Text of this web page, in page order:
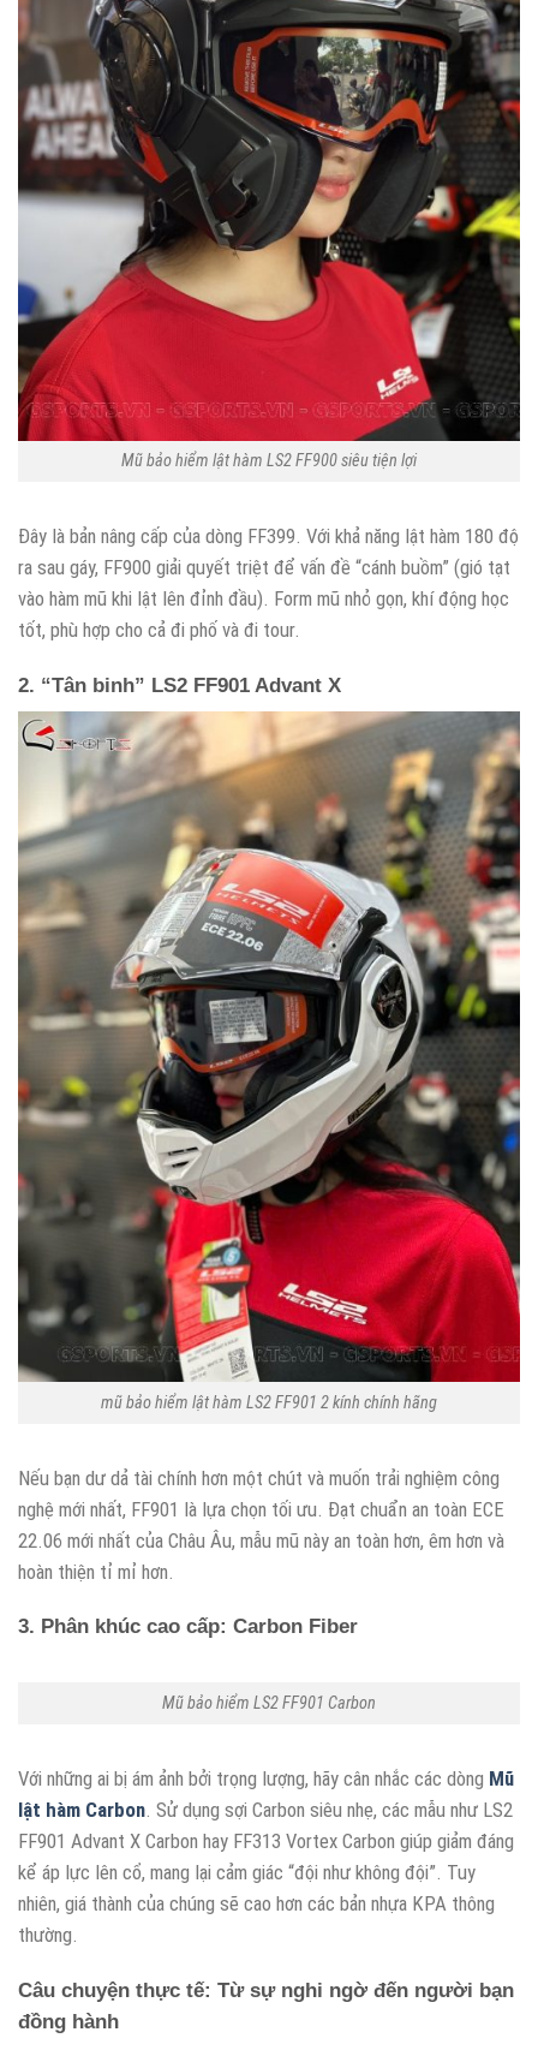
Mũ bảo hiểm lật hàm LS2 FF900 siêu tiện lợi
Đây là bản nâng cấp của dòng FF399. Với khả năng lật hàm 180 độ
ra sau gáy, FF900 giải quyết triệt để vấn đề “cánh buồm” (gió tạt
vào hàm mũ khi lật lên đỉnh đầu). Form mũ nhỏ gọn, khí động học
tốt, phù hợp cho cả đi phố và đi tour.
2. “Tân binh” LS2 FF901 Advant X
mũ bảo hiểm lật hàm LS2 FF901 2 kính chính hãng
Nếu bạn dư dả tài chính hơn một chút và muốn trải nghiệm công
nghệ mới nhất, FF901 là lựa chọn tối ưu. Đạt chuẩn an toàn ECE
22.06 mới nhất của Châu Âu, mẫu mũ này an toàn hơn, êm hơn và
hoàn thiện tỉ mỉ hơn.
3. Phân khúc cao cấp: Carbon Fiber
Mũ bảo hiểm LS2 FF901 Carbon
Với những ai bị ám ảnh bởi trọng lượng, hãy cân nhắc các dòng Mũ
lật hàm Carbon . Sử dụng sợi Carbon siêu nhẹ, các mẫu như LS2
FF901 Advant X Carbon hay FF313 Vortex Carbon giúp giảm đáng
kể áp lực lên cổ, mang lại cảm giác “đội như không đội”. Tuy
nhiên, giá thành của chúng sẽ cao hơn các bản nhựa KPA thông
thường.
Câu chuyện thực tế: Từ sự nghi ngờ đến người bạn
đồng hành